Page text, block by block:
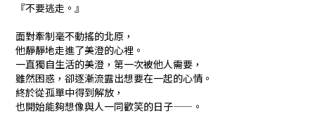
『不要逃走。』
面對牽制毫不動搖的北原，
他靜靜地走進了美澄的心裡。
一直獨自生活的美澄，第一次被他人需要，
雖然困惑，卻逐漸流露出想要在一起的心情。
終於從孤單中得到解放，
也開始能夠想像與人一同歡笑的日子——。